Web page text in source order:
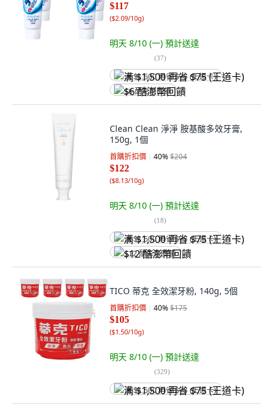
$117
($2.09/10g)
明天 8/10 (一) 預計送達
(37)
满 $1,500 再省 $75 (王道卡)
$6 酷澎幣回饋
Clean Clean 淨淨 胺基酸多效牙膏,
150g, 1個
首購折扣價 40%$204
$122
($8.13/10g)
明天 8/10 (一) 預計送達
(18)
满 $1,500 再省 $75 (王道卡)
$12 酷澎幣回饋
TICO 蒂克 全效潔牙粉, 140g, 5個
首購折扣價 40%$175
$105
($1.50/10g)
明天 8/10 (一) 預計送達
(329)
满 $1,500 再省 $75 (王道卡)